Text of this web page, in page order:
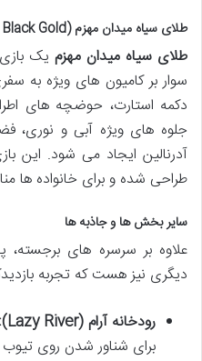
طلای سیاه میدان مهزم (Mehazem Black Gold)
طلای سیاه میدان مهزم یک
سوار بر کامیون های ویژه به
دکمه استارت، حوضچه های
جلوه های ویژه آبی و نوری،
آدرنالین ایجاد می شود. این
طراحی شده و برای خانواده ها
سایر بخش ها و جاذبه ها
علاوه بر سرسره های
دیگری نیز هست که تجربه
رودخانه آرام (Lazy River):
برای شناور شدن روی تیوب